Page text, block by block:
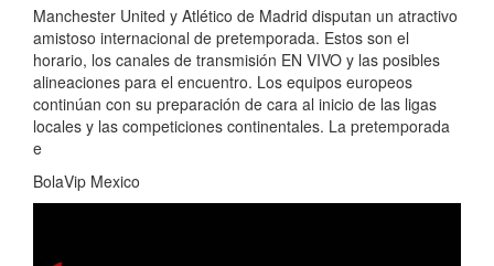
Manchester United y Atlético de Madrid disputan un atractivo
amistoso internacional de pretemporada. Estos son el
horario, los canales de transmisión EN VIVO y las posibles
alineaciones para el encuentro. Los equipos europeos
continúan con su preparación de cara al inicio de las ligas
locales y las competiciones continentales. La pretemporada
e
BolaVip Mexico